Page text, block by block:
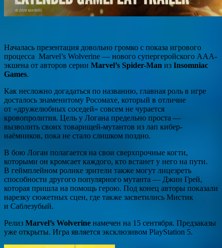
Началась презентация довольно громко с показа игрового
процесса Marvel’s Wolverine — нового супергеройского ААА-
экшена от авторов серии Marvel’s Spider-Man из Insomniac
Games.
Как несложно догадаться по названию, главная роль в игре
досталось знаменитому Росомахе, который в отличие
от «дружелюбных соседей» совсем не чурается
кровопролития. Цель у Логана предельно проста —
вызволить своих товарищей-мутантов из лап кибер-
наёмников, пока не стало слишком поздно.
В бою Логан полагается на свои сверхпрочные когти,
которыми он кромсает каждого, кто встанет у него на пути.
В геймплейном ролике зрители также могут лицезреть
способности другого популярного мутанта — Джин Грей,
которая пришла на помощь герою. Под конец авторы показали
нарезку сюжетных сцен, где также засветились Мистик
и Саблезубый.
Релиз Marvel’s Wolverine намечен на 15 сентября. Предзаказы
уже открыты. Игра является эксклюзивом PlayStation 5.